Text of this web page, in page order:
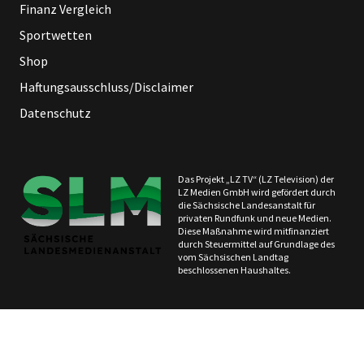
Finanz Vergleich
Sportwetten
Shop
Haftungsausschluss/Disclaimer
Datenschutz
Das Projekt „LZ TV“ (LZ Television) der
LZ Medien GmbH wird gefördert durch
die Sächsische Landesanstalt für
privaten Rundfunk und neue Medien.
Diese Maßnahme wird mitfinanziert
durch Steuermittel auf Grundlage des
vom Sächsischen Landtag
beschlossenen Haushaltes.